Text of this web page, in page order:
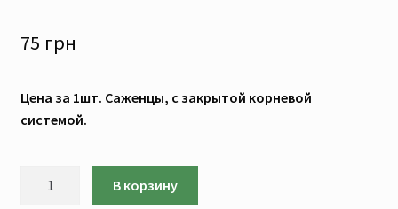
75 грн
Цена за 1шт. Саженцы, с закрытой корневой
системой.
В корзину